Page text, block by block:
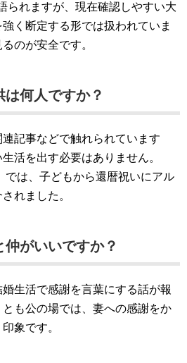
られますが、現在確認しやすい大
く断定する形では扱われていま
のが安全です。
何人ですか？
記事などで触れられています
活を出す必要はありません。
では、子どもから還暦祝いにアル
れました。
がいいですか？
生活で感謝を言葉にする話が報
も公の場では、妻への感謝をか
象です。